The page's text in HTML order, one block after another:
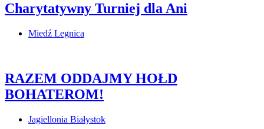
Charytatywny Turniej dla Ani
Miedź Legnica
RAZEM ODDAJMY HOŁD
BOHATEROM!
Jagiellonia Białystok